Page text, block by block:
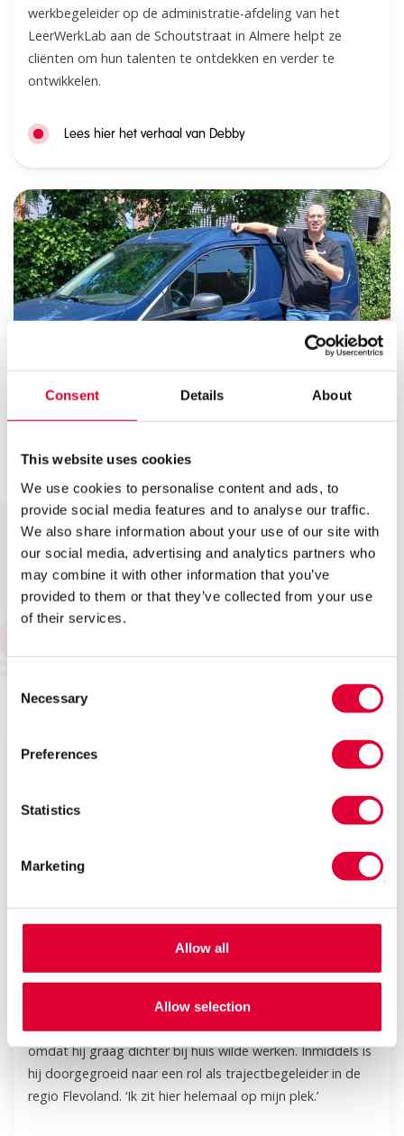
Consent Details About
This website uses cookies
We use cookies to personalise content and ads, to
provide social media features and to analyse our traffic.
We also share information about your use of our site with
our social media, advertising and analytics partners who
may combine it with other information that you’ve
provided to them or that they’ve collected from your use
of their services.
Selection
Necessary
Preferences
Statistics
Marketing
Allow all
Allow selection
werkbegeleider op de administratie-afdeling van het
LeerWerkLab aan de Schoutstraat in Almere helpt ze
cliënten om hun talenten te ontdekken en verder te
ontwikkelen.
Lees hier het verhaal van Debby
‘Flexibiliteit is belangrijk in deze baan:
calamiteiten gaan voor alles’
Vijf jaar geleden gooide Roland Berends (nu 39) het roer
Kwintes. De fijne kneepjes van het vak leerde de
woonbegeleider in opleiding op onze locaties in
Amersfoort en Soest. Daarnaast nam hij deel aan de
Kwintesklas. Onlangs zette Roland een nieuwe stap
bij Kwintes: hij is nu complexbeheerder in de regio Gooi &
Vechtstreek.
Johannes: ‘Ik zit hier helemaal op mijn
Johannes (29) woont met zijn vrouw en pasgeboren
dochter op Urk. Vijf jaar geleden ging hij als
woonbegeleider aan de slag bij Kwintes in Emmeloord,
omdat hij graag dichter bij huis wilde werken. Inmiddels is
hij doorgegroeid naar een rol als trajectbegeleider in de
regio Flevoland. ‘Ik zit hier helemaal op mijn plek.’